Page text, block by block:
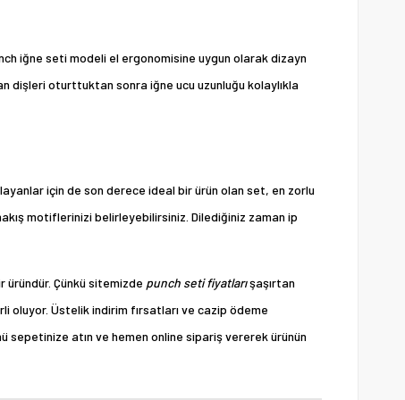
iğne seti modeli el ergonomisine uygun olarak dizayn
dişleri oturttuktan sonra iğne ucu uzunluğu kolaylıkla
için de son derece ideal bir ürün olan set, en zorlu
motiflerinizi belirleyebilirsiniz. Dilediğiniz zaman ip
üründür. Çünkü sitemizde punch seti fiyatlarışaşırtan
oluyor. Üstelik indirim fırsatları ve cazip ödeme
sepetinize atın ve hemen online sipariş vererek ürünün